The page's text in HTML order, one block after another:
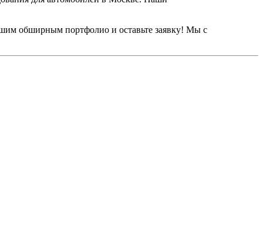
обширным портфолио и оставьте заявку! Мы с